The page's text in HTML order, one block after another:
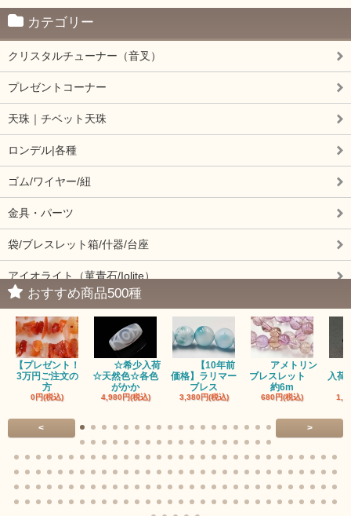
カテゴリー
クリスタルチューナー（音叉）
プレゼントコーナー
天珠｜チベット天珠
ロンデル|各種
ゴム/ワイヤー/紐
金具・パーツ
袋/ブレスレット箱/什器/台座
アイオライト（菫青石/Iolite）
アイドクレーズ（Idocrase）（別名ベスビアナイト）
アクアマリン（藍玉/藍柱石/Aquamarine）
アクチノライトインクォーツ（Actinolite/緑閃石）
赤瑪瑙（レッドアゲート/カーネリアン）
アゲート（瑪瑙/Agate）各種
おすすめ商品500種
【プレゼント！
3万円ご注文の
方
0円(税込)
☆希少入荷
☆天然色☆各色
がかか
4,980円(税込)
【10年前
価格】ラリマー
ブレス
3,380円(税込)
アメトリン
ブレスレット
約6m
680円(税込)
入荷
< >